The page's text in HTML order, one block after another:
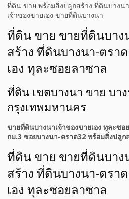
ที่ดิน ขาย พร้อมสิ่งปลูกสร้าง ที่ดินบางน
เจ้าของขายเอง ขายที่ดินบางนา
ที่ดิน ขาย ขายที่ดินบาง
สร้าง ที่ดินบางนา-ตรา
เอง ทุละซอยลาซาล
ที่ดิน เขตบางนา ขาย บา
กรุงเทพมหานคร
ขายที่ดินบางนาเจ้าของขายเอง ทุละซ
กม.3 ซอยบางนา-ตราด32 พร้อมสิ่งปลูก
ที่ดิน ขาย ขายที่ดินบาง
สร้าง ที่ดินบางนา-ตรา
เอง ทุละซอยลาซาล